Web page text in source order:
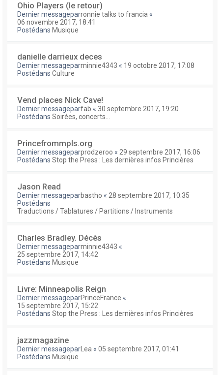
Ohio Players (le retour)
Dernier messageparronnie talks to francia «
06 novembre 2017, 18:41
Postédans Musique
danielle darrieux deces
Dernier messageparminnie4343 « 19 octobre 2017, 17:08
Postédans Culture
Vend places Nick Cave!
Dernier messageparfab « 30 septembre 2017, 19:20
Postédans Soirées, concerts...
Princefrommpls.org
Dernier messageparprodzeroo « 29 septembre 2017, 16:06
Postédans Stop the Press : Les dernières infos Princières
Jason Read
Dernier messageparbastho « 28 septembre 2017, 10:35
Postédans
Traductions / Tablatures / Partitions / Instruments
Charles Bradley. Décès
Dernier messageparminnie4343 «
25 septembre 2017, 14:42
Postédans Musique
Livre: Minneapolis Reign
Dernier messageparPrinceFrance «
15 septembre 2017, 15:22
Postédans Stop the Press : Les dernières infos Princières
jazzmagazine
Dernier messagepar Lea « 05 septembre 2017, 01:41
Postédans Musique